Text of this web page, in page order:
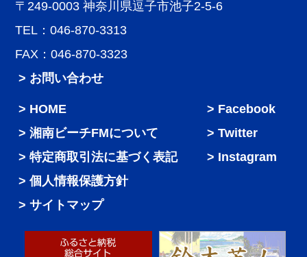
〒249-0003 神奈川県逗子市池子2-5-6
TEL：046-870-3313
FAX：046-870-3323
> お問い合わせ
HOME
湘南ビーチFMについて
特定商取引法に基づく表記
個人情報保護方針
サイトマップ
Facebook
Twitter
Instagram